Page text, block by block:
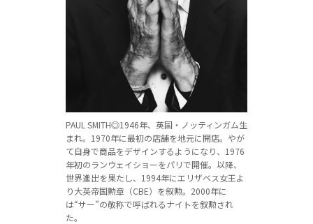
PAUL SMITH◎1946年、英国・ノッティンガム生
まれ。1970年に最初の店舗を地元に開店。やが
て自身で商品をデザインするようになり、1976
年初のランウェイショーをパリで開催。以降、
世界進出を果たし、1994年にエリザベス女王よ
り大英帝国勲章（CBE）を叙勲。2000年に
は“サー”の敬称で呼ばれるナイトを叙勲され
た。